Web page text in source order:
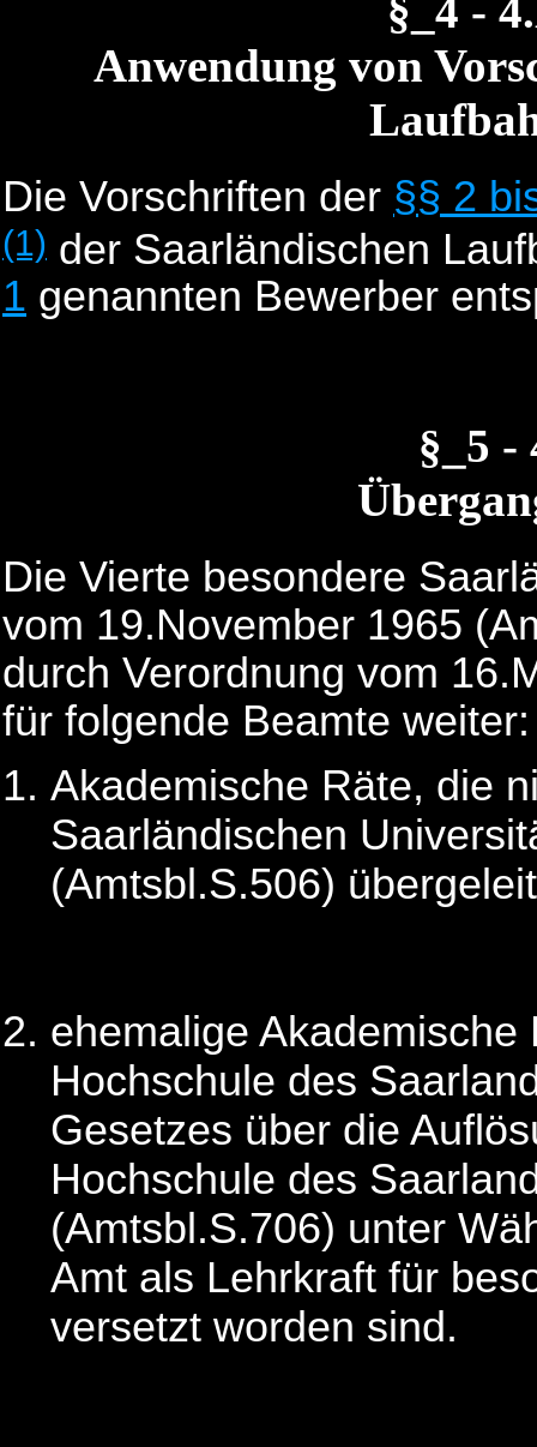
§_4 -
Anwendung von
Die Vorschriften der §§ 2
(1) der Saarländischen
1 genannten Bewerber
§_5 -
Die Vierte besondere
vom 19.November 1965
durch Verordnung vom
für folgende Beamte weiter:
Akademische Räte, die
Saarländischen
(Amtsbl.S.506)
ehemalige
Hochschule des
Gesetzes über die
Hochschule des
(Amtsbl.S.706) unter
Amt als Lehrkraft für
versetzt worden sind.